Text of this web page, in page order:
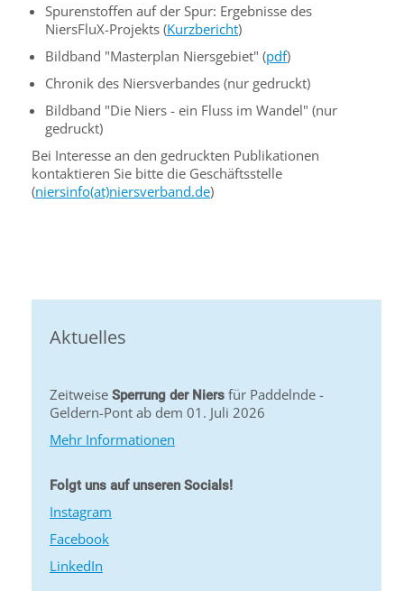
Spurenstoffen auf der Spur: Ergebnisse des
NiersFluX-Projekts (Kurzbericht)
Bildband "Masterplan Niersgebiet" (pdf)
Chronik des Niersverbandes (nur gedruckt)
Bildband "Die Niers - ein Fluss im Wandel" (nur
gedruckt)
Bei Interesse an den gedruckten Publikationen
kontaktieren Sie bitte die Geschäftsstelle
(niersinfo(at)niersverband.de)
Aktuelles
Zeitweise Sperrung der Niers für Paddelnde -
Geldern-Pont ab dem 01. Juli 2026
Mehr Informationen
Folgt uns auf unseren Socials!
Instagram
Facebook
LinkedIn